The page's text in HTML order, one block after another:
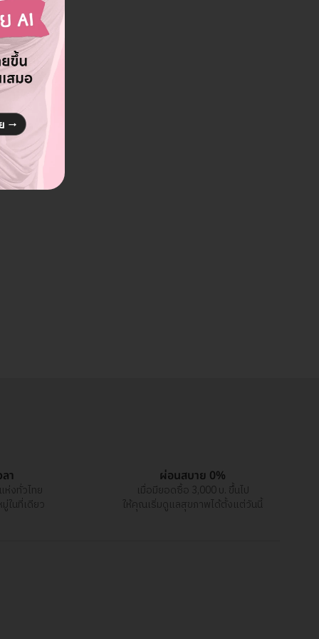
า
งทั่วไทย
ในที่เดียว
ผ่อนสบาย 0%
เมื่อมียอดซื้อ 3,000 บ. ขึ้นไป
ให้คุณเริ่มดูแลสุขภาพได้ตั้งแต่วันนี้